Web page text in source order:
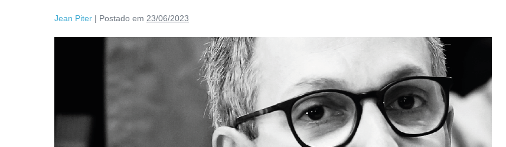
Jean Piter | Postado em 23/06/2023